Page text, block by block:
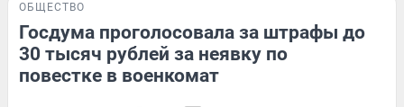
ОБЩЕСТВО
Госдума проголосовала за штрафы до
30 тысяч рублей за неявку по
повестке в военкомат